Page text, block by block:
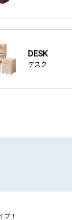
DESK
デスク
！